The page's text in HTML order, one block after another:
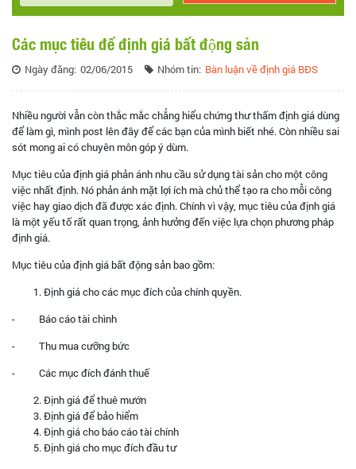
Các mục tiêu để định giá bất động sản
Ngày đăng: 02/06/2015 Nhóm tin: Bàn luận về định giá BĐS
Nhiều người vẫn còn thắc mắc chẳng hiểu chứng thư thấm định giá dùng
để làm gì, mình post lên đây để các bạn của mình biết nhé. Còn nhiều sai
sót mong ai có chuyên môn góp ý dùm.
Mục tiêu của định giá phản ánh nhu cầu sử dụng tài sản cho một công
việc nhất định. Nó phản ánh mặt lợi ích mà chủ thể tạo ra cho mỗi công
việc hay giao dịch đã được xác định. Chính vì vậy, mục tiêu của định giá
là một yếu tố rất quan trọng, ảnh hưởng đến việc lựa chọn phương pháp
định giá.
Mục tiêu của định giá bất động sản bao gồm:
Định giá cho các mục đích của chính quyền.
- Báo cáo tài chình
- Thu mua cưỡng bức
- Các mục đích đánh thuế
Định giá để thuê mướn
Định giá để bảo hiểm
Định giá cho báo cáo tài chính
Định giá cho mục đích đầu tư